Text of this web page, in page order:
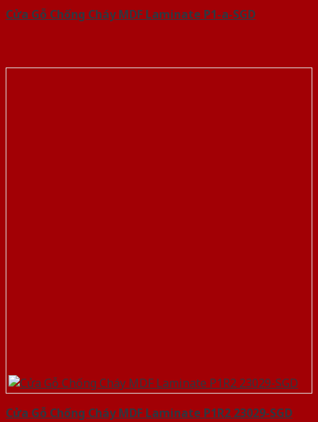
Cửa Gỗ Chống Cháy MDF Laminate P1-a-SGD
Cửa Gỗ Chống Cháy MDF Laminate P1R2 23029-SGD